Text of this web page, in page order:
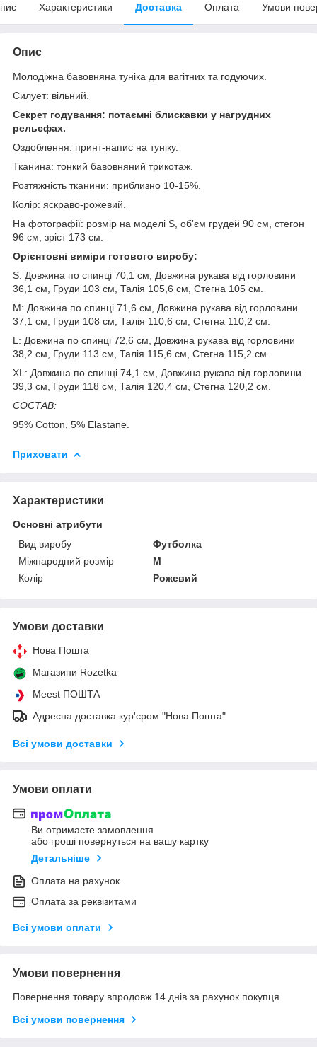
Характеристики Доставка Оплата Умови
Опис
Молодіжна бавовняна туніка для вагітних та годуючих.
Силует: вільний.
Секрет годування: потаємні блискавки у нагрудних
рельєфах.
Оздоблення: принт-напис на туніку.
Тканина: тонкий бавовняний трикотаж.
Розтяжність тканини: приблизно 10-15%.
Колір: яскраво-рожевий.
На фотографії: розмір на моделі S, об'єм грудей 90 см, стегон
96 см, зріст 173 см.
Орієнтовні виміри готового виробу:
S: Довжина по спинці 70,1 см, Довжина рукава від горловини
36,1 см, Груди 103 см, Талія 105,6 см, Стегна 105 см.
M: Довжина по спинці 71,6 см, Довжина рукава від горловини
37,1 см, Груди 108 см, Талія 110,6 см, Стегна 110,2 см.
L: Довжина по спинці 72,6 см, Довжина рукава від горловини
38,2 см, Груди 113 см, Талія 115,6 см, Стегна 115,2 см.
ХL: Довжина по спинці 74,1 см, Довжина рукава від горловини
39,3 см, Груди 118 см, Талія 120,4 см, Стегна 120,2 см.
СОСТАВ:
95% Cotton, 5% Elastane.
Приховати
Характеристики
Основні атрибути
Вид виробу
Футболка
Міжнародний розмір
M
Колір
Рожевий
Умови доставки
Нова Пошта
Магазини Rozetka
Meest ПОШТА
Адресна доставка кур'єром "Нова Пошта"
Всі умови доставки
Умови оплати
Ви отримаєте замовлення
або гроші повернуться на вашу картку
Детальніше
Оплата на рахунок
Оплата за реквізитами
Всі умови оплати
Умови повернення
Повернення товару впродовж 14 днів за рахунок покупця
Всі умови повернення